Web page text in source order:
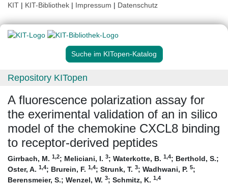
KIT | KIT-Bibliothek | Impressum | Datenschutz
Suche im KITopen-Katalog
Repository KITopen
A fluorescence polarization assay for
the exerimental validation of an in silico
model of the chemokine CXCL8 binding
to receptor-derived peptides
Girrbach, M. 1,2; Meliciani, I. 3; Waterkotte, B. 1,4; Berthold, S.;
Oster, A. 1,4; Brurein, F. 1,4; Strunk, T. 3; Wadhwani, P. 5;
Berensmeier, S.; Wenzel, W. 3; Schmitz, K. 1,4